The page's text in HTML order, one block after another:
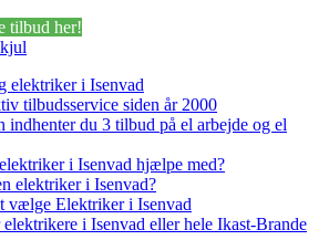
tilbud her!
elektriker i Isenvad
tilbudsservice siden år 2000
indhenter du 3 tilbud på el arbejde og el
i Isenvad hjælpe med?
elektriker i Isenvad?
vælge Elektriker i Isenvad
i Isenvad eller hele Ikast-Brande